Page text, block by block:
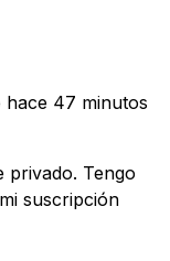
hace 47 minutos
privado. Tengo
suscripción